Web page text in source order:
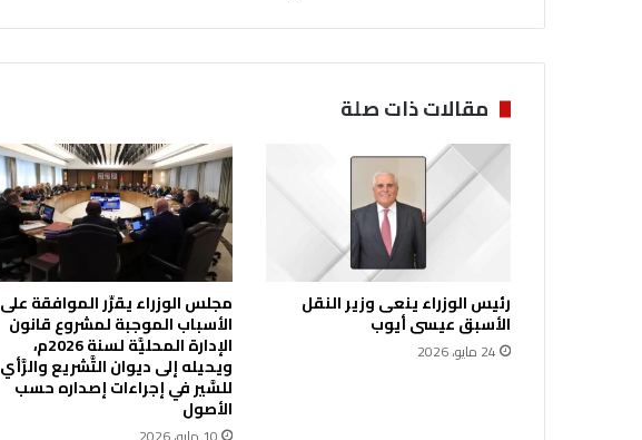
ل
ق
ي
ف
ي
ن
ظ
ي
ء
ض
8
0
ت
ن
ز
ي
ت
ز
ي
ت
مقالات ذات صلة
رئيس الوزراء ينعى وزير النقل
الأسبق عيسى أيوب
24 مايو، 2026
مجلس الوزراء يقرِّر الموافقة على
الأسباب الموجبة لمشروع قانون
الإدارة المحليَّة لسنة 2026م،
ويحيله إلى ديوان التَّشريع والرَّأي
للسَّير في إجراءات إصداره حسب
الأصول